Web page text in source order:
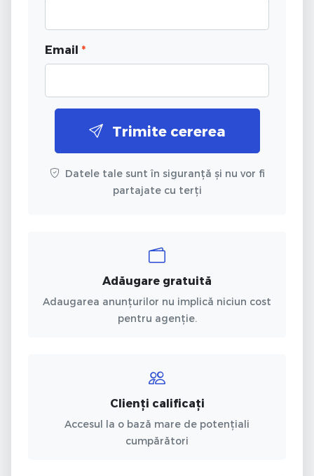
Email *
Trimite cererea
Datele tale sunt în siguranță și nu vor fi
partajate cu terți
Adăugare gratuită
Adaugarea anunțurilor nu implică niciun cost
pentru agenție.
Clienți calificați
Accesul la o bază mare de potențiali
cumpărători